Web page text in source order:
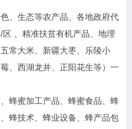
、生态等农产品、各地政府代
、精准扶贫有机产品、地理
常大米、新疆大枣、乐陵小
、西湖龙井、正阳花生等）一
蜂蜜加工产品、蜂蜜食品、蜂
蜂技术、蜂业设备、蜂产品包